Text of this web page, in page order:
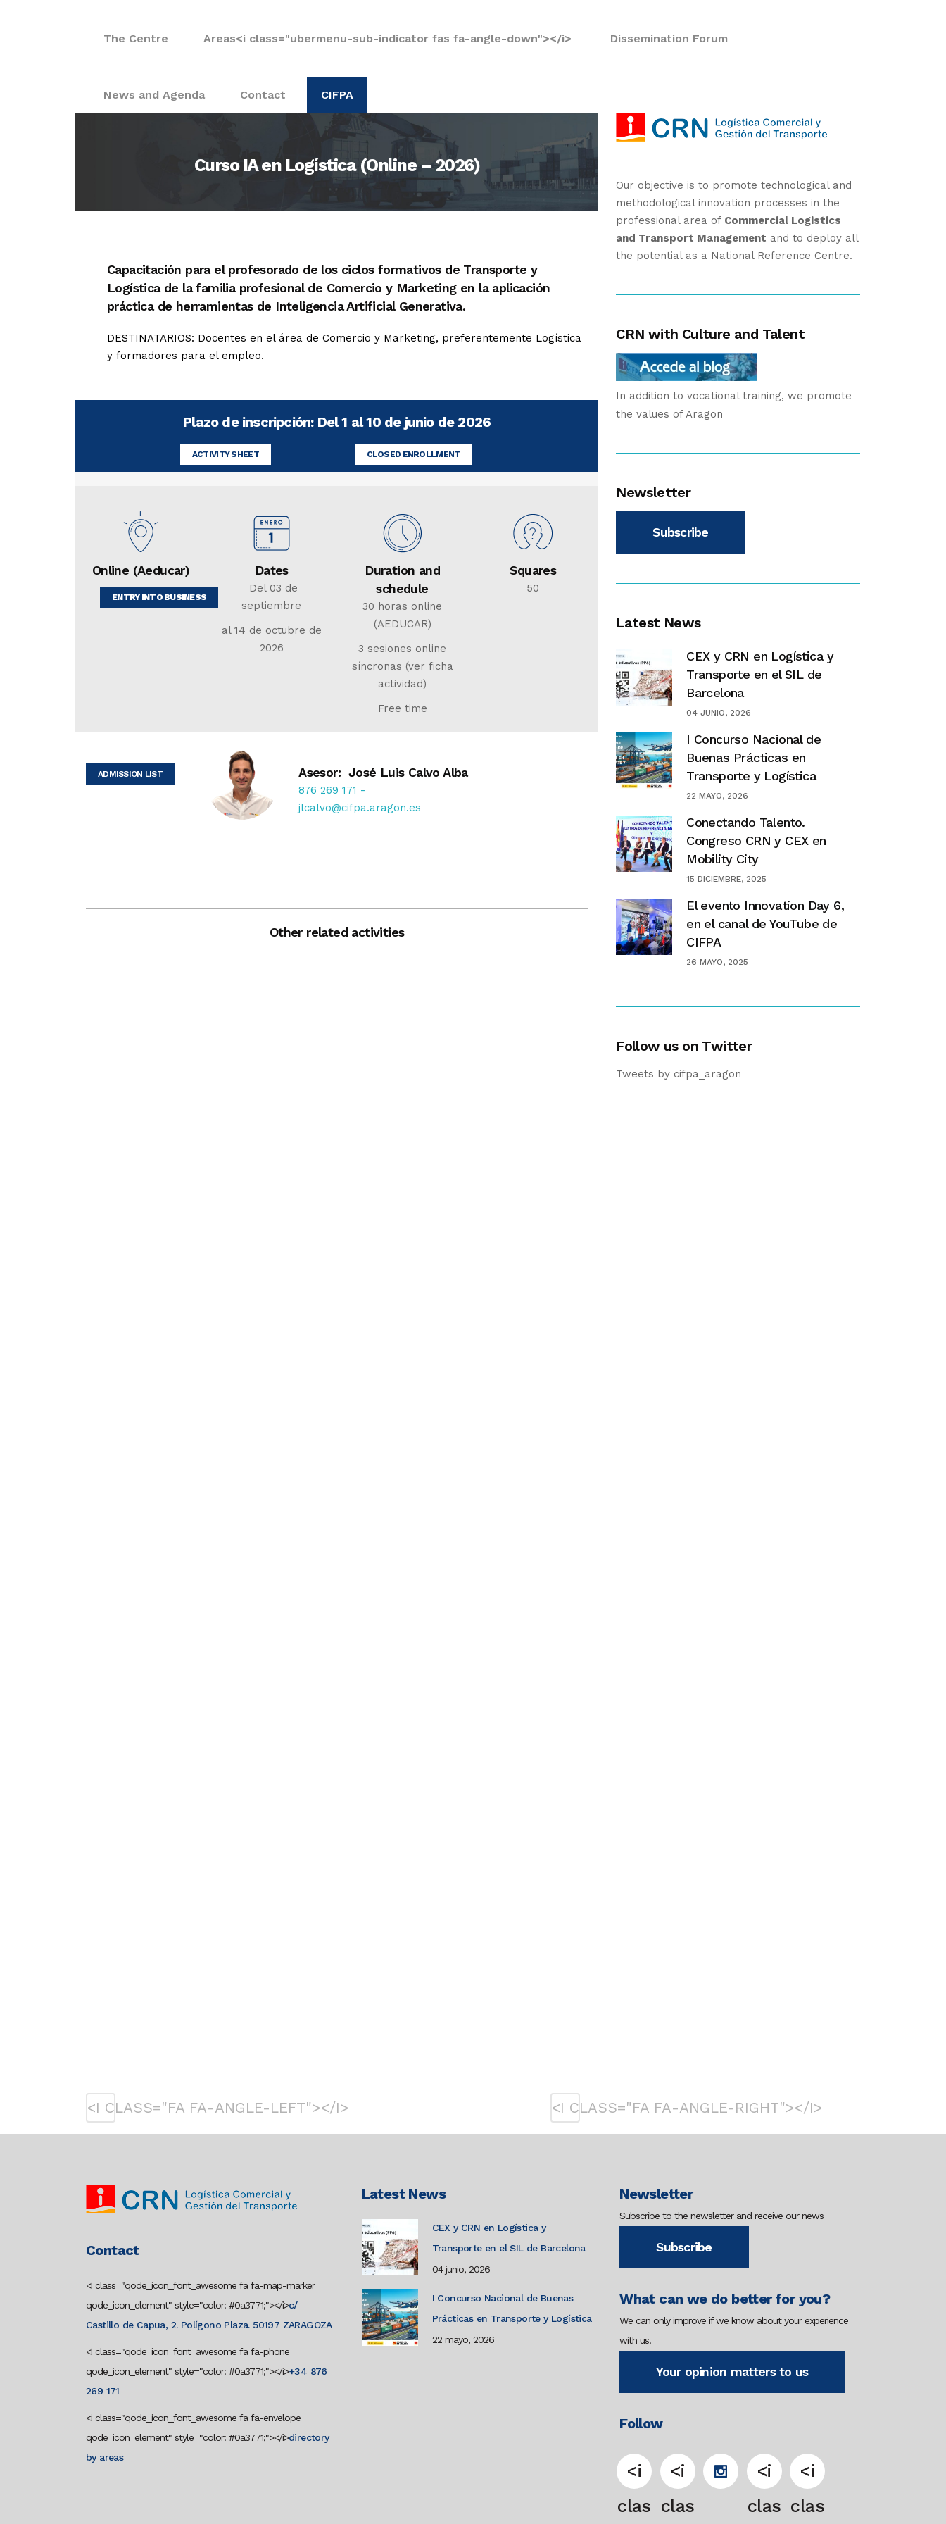
The Centre Areas<i class="ubermenu-sub-indicator fas fa-angle-down"></i> Dissemination Forum
News and Agenda Contact CIFPA
Curso IA en Logística (Online – 2026)
Capacitación para el profesorado de los ciclos formativos de Transporte y
Logística de la familia profesional de Comercio y Marketing en la aplicación
práctica de herramientas de Inteligencia Artificial Generativa.
DESTINATARIOS: Docentes en el área de Comercio y Marketing, preferentemente Logística
y formadores para el empleo.
Plazo de inscripción: Del 1 al 10 de junio de 2026
ACTIVITY SHEET CLOSED ENROLLMENT
Online (Aeducar)
ENTRY INTO BUSINESS
Dates
Del 03 de
septiembre
al 14 de octubre de
2026
Duration and
schedule
30 horas online
(AEDUCAR)
3 sesiones online
síncronas (ver ficha
actividad)
Free time
Squares
50
ADMISSION LIST Asesor: José Luis Calvo Alba
876 269 171 -
jlcalvo@cifpa.aragon.es
Other related activities
<I CLASS="FA FA-ANGLE-LEFT"></I> <I CLASS="FA FA-ANGLE-RIGHT"></I>
Our objective is to promote technological and
methodological innovation processes in the
professional area of Commercial Logistics
and Transport Management and to deploy all
the potential as a National Reference Centre.
CRN with Culture and Talent
In addition to vocational training, we promote
the values of Aragon
Newsletter
Subscribe
Latest News
CEX y CRN en Logística y
Transporte en el SIL de
Barcelona
04 JUNIO, 2026
I Concurso Nacional de
Buenas Prácticas en
Transporte y Logística
22 MAYO, 2026
Conectando Talento.
Congreso CRN y CEX en
Mobility City
15 DICIEMBRE, 2025
El evento Innovation Day 6,
en el canal de YouTube de
CIFPA
26 MAYO, 2025
Follow us on Twitter
Tweets by cifpa_aragon
Contact
<i class="qode_icon_font_awesome fa fa-map-marker
qode_icon_element" style="color: #0a3771;"></i>c/
Castillo de Capua, 2. Polígono Plaza. 50197 ZARAGOZA
<i class="qode_icon_font_awesome fa fa-phone
qode_icon_element" style="color: #0a3771;"></i>+34 876
269 171
<i class="qode_icon_font_awesome fa fa-envelope
qode_icon_element" style="color: #0a3771;"></i>directory
by areas
Latest News
CEX y CRN en Logística y
Transporte en el SIL de Barcelona
04 junio, 2026
I Concurso Nacional de Buenas
Prácticas en Transporte y Logística
22 mayo, 2026
Newsletter
Subscribe to the newsletter and receive our news
Subscribe
What can we do better for you?
We can only improve if we know about your experience
with us.
Your opinion matters to us
Follow
<i
clas
<i
clas
<i
clas
<i
clas